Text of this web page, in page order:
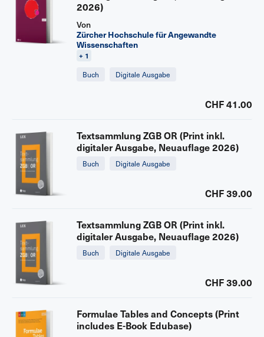
2026)
Von
Zürcher Hochschule für Angewandte
Wissenschaften
+ 1
Buch
Digitale Ausgabe
CHF 41.00
Textsammlung ZGB OR (Print inkl.
digitaler Ausgabe, Neuauflage 2026)
Buch Digitale Ausgabe
CHF 39.00
Textsammlung ZGB OR (Print inkl.
digitaler Ausgabe, Neuauflage 2026)
Buch Digitale Ausgabe
CHF 39.00
Formulae Tables and Concepts (Print
includes E-Book Edubase)